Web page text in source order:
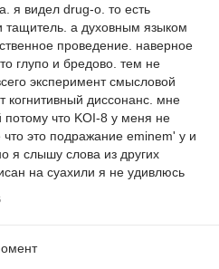
я видел drug-o. то есть
а духовным языком
проведение. наверное
глупо и бредово. тем не
эксперимент смысловой
когнитивный диссонанс. мне
что KOI-8 у меня не
это подражание eminem' у и
я слышу слова из других
на суахили я не удивлюсь